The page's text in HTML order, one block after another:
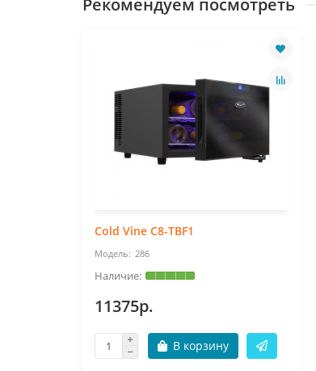
Рекомендуем посмотреть
Cold Vine C8-TBF1
286
11375р.
В корзину